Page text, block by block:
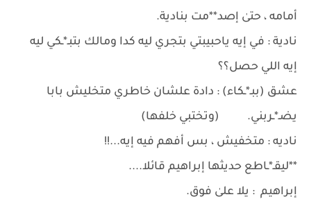
أمامه ، حتىٰ إصد**مت بنادية.
نادية : في إيه ياحبيبتي بتجري ليه كدا ومالك بتبـ*ـكي ليه
إيه اللي حصل؟؟
عشق (ببـ*ـكاء) : دادة علشان خاطري متخليش بابا
يضـ*ـربني. (وتختبي خلفها)
ناديه : متخفيش ، بس أفهم فيه إيه...!!
**ليقـ*ـاطع حديثها إبراهيم قائلا....
إبراهيم : يلا علىٰ فوق.